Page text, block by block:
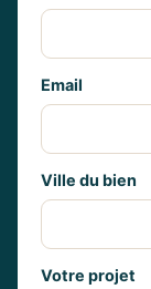
Email
Ville du bien
Votre projet